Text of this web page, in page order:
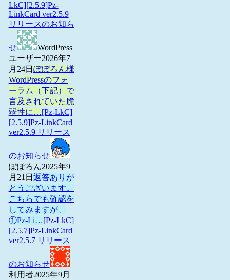
LkC][2.5.9]Pz-
LinkCard ver2.5.9
リリースのお知ら
せ
WordPress
ユーザー2026年7
月24日 ぽぽろん様
WordPressのフォ
ーラム（下記）で
言及されていた脆
弱性に…[Pz-LkC]
[2.5.9]Pz-LinkCard
ver2.5.9 リリース
のお知らせ
ぽぽろん2025年9
月21日 返答ありが
とうございます。
こちらでも確認を
してみますが、
①Pz-Li…[Pz-LkC]
[2.5.7]Pz-LinkCard
ver2.5.7 リリース
のお知らせ
利用者2025年9月